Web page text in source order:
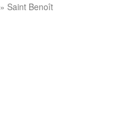
» Saint Benoît